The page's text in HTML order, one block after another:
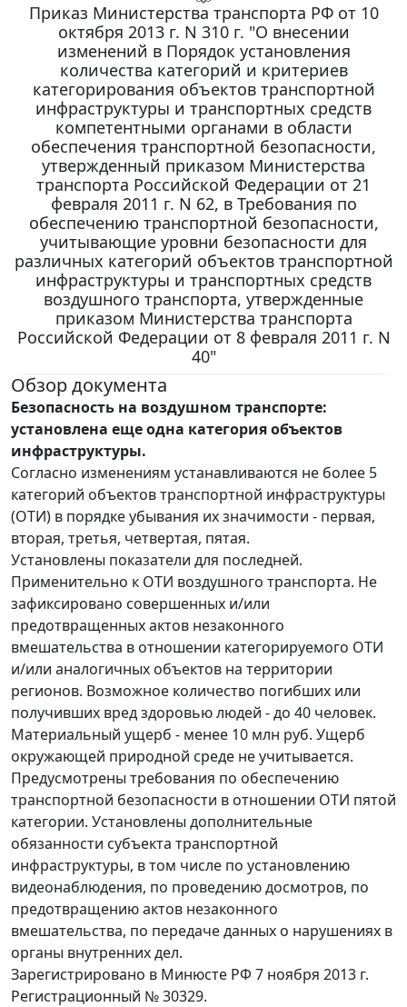
Приказ Министерства транспорта РФ от 10
октября 2013 г. N 310 г. "О внесении
изменений в Порядок установления
количества категорий и критериев
категорирования объектов транспортной
инфраструктуры и транспортных средств
компетентными органами в области
обеспечения транспортной безопасности,
утвержденный приказом Министерства
транспорта Российской Федерации от 21
февраля 2011 г. N 62, в Требования по
обеспечению транспортной безопасности,
учитывающие уровни безопасности для
различных категорий объектов транспортной
инфраструктуры и транспортных средств
воздушного транспорта, утвержденные
приказом Министерства транспорта
Российской Федерации от 8 февраля 2011 г. N
40"
Обзор документа
Безопасность на воздушном транспорте:
установлена еще одна категория объектов
инфраструктуры.
Согласно изменениям устанавливаются не более 5
категорий объектов транспортной инфраструктуры
(ОТИ) в порядке убывания их значимости - первая,
вторая, третья, четвертая, пятая.
Установлены показатели для последней.
Применительно к ОТИ воздушного транспорта. Не
зафиксировано совершенных и/или
предотвращенных актов незаконного
вмешательства в отношении категорируемого ОТИ
и/или аналогичных объектов на территории
регионов. Возможное количество погибших или
получивших вред здоровью людей - до 40 человек.
Материальный ущерб - менее 10 млн руб. Ущерб
окружающей природной среде не учитывается.
Предусмотрены требования по обеспечению
транспортной безопасности в отношении ОТИ пятой
категории. Установлены дополнительные
обязанности субъекта транспортной
инфраструктуры, в том числе по установлению
видеонаблюдения, по проведению досмотров, по
предотвращению актов незаконного
вмешательства, по передаче данных о нарушениях в
органы внутренних дел.
Зарегистрировано в Минюсте РФ 7 ноября 2013 г.
Регистрационный № 30329.